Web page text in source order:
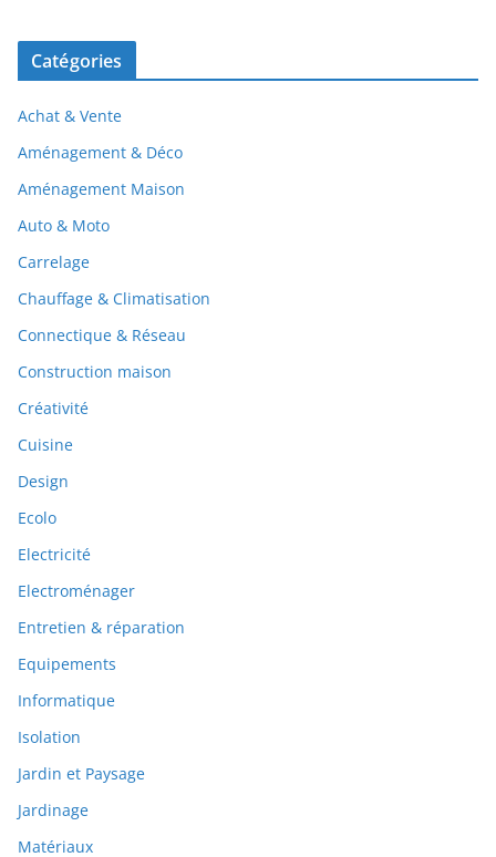
Catégories
Achat & Vente
Aménagement & Déco
Aménagement Maison
Auto & Moto
Carrelage
Chauffage & Climatisation
Connectique & Réseau
Construction maison
Créativité
Cuisine
Design
Ecolo
Electricité
Electroménager
Entretien & réparation
Equipements
Informatique
Isolation
Jardin et Paysage
Jardinage
Matériaux